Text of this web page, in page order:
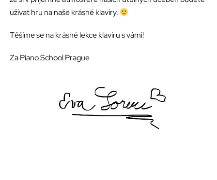
užívat hru na naše krásné klavíry.
Těšíme se na krásné lekce klavíru s vámi!
Za Piano School Prague